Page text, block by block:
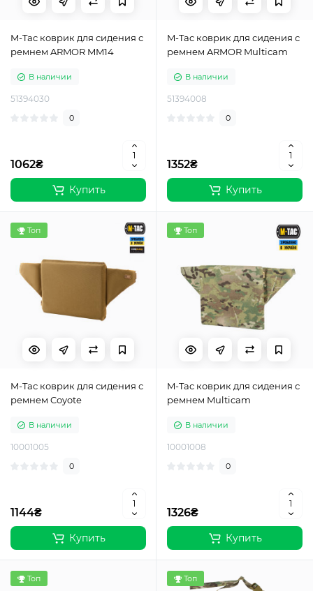
M-Tac коврик для сидения с
ремнем ARMOR MM14
В наличии
51394030
0
1062₴
Купить
M-Tac коврик для сидения с
ремнем ARMOR Multicam
В наличии
51394008
0
1352₴
Купить
Топ
M-Tac коврик для сидения с
ремнем Coyote
В наличии
10001005
0
1144₴
Купить
Топ
M-Tac коврик для сидения с
ремнем Multicam
В наличии
10001008
0
1326₴
Купить
Топ Топ